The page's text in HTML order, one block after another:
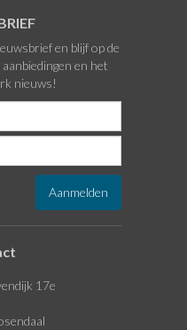
en blijf op de
en het
nieuws!
17e